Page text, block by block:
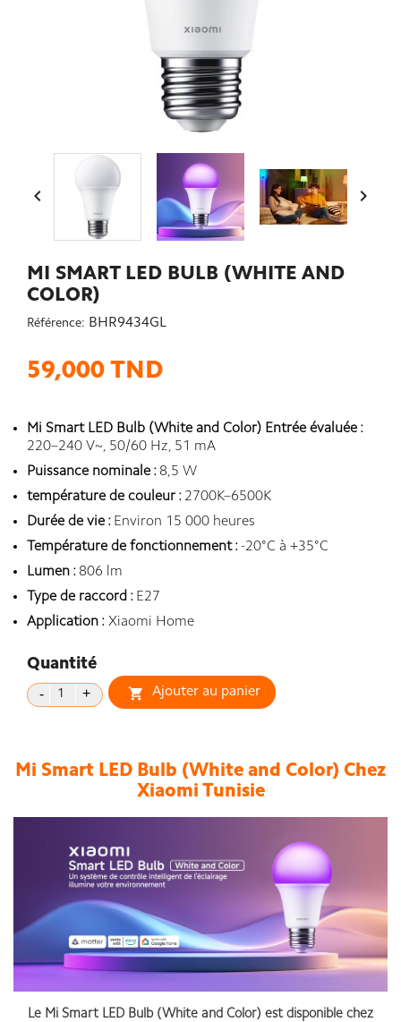
 
MI SMART LED BULB (WHITE AND
COLOR)
Référence: BHR9434GL
59,000 TND
Mi Smart LED Bulb (White and Color) Entrée évaluée :
220–240 V~, 50/60 Hz, 51 mA
Puissance nominale : 8,5 W
température de couleur : 2700K–6500K
Durée de vie : Environ 15 000 heures
Température de fonctionnement :-20°C à +35°C
Lumen : 806 lm
Type de raccord : E27
Application : Xiaomi Home
Quantité
 Ajouter au panier
Mi Smart LED Bulb (White and Color) Chez
Xiaomi Tunisie
Le Mi Smart LED Bulb (White and Color) est disponible chez